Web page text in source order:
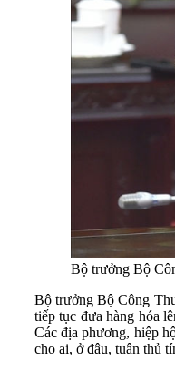
Bộ trưởng Bộ
Bộ trưởng Bộ Công
tiếp tục đưa hàng hóa
Các địa phương, hiệp
cho ai, ở đâu, tuân thủ